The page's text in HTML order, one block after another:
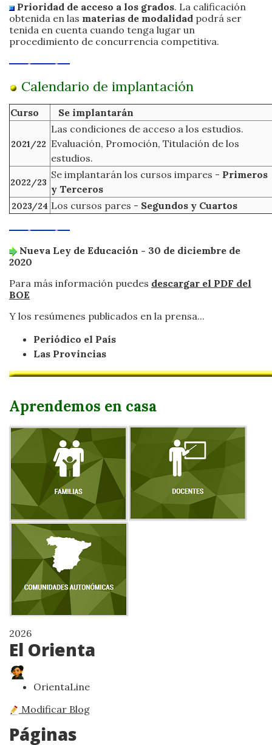
Prioridad de acceso a los grados. La calificación
obtenida en las materias de modalidad podrá ser
tenida en cuenta cuando tenga lugar un
procedimiento de concurrencia competitiva.
Calendario de implantación
Curso Se implantarán
2021/22
Las condiciones de acceso a los estudios.
Evaluación, Promoción, Titulación de los
estudios.
2022/23
Se implantarán los cursos impares - Primeros
y Terceros
2023/24 Los cursos pares - Segundos y Cuartos
Nueva Ley de Educación - 30 de diciembre de
2020
Para más información puedes descargar el PDF del
BOE
Y los resúmenes publicados en la prensa...
Periódico el País
Las Provincias
Aprendemos en casa
2026
El Orienta
OrientaLine
Modificar Blog
Páginas